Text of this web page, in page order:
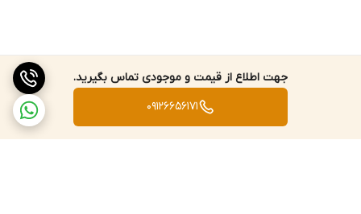
جهت اطلاع از قیمت و موجودی تماس بگیرید.
09126656171